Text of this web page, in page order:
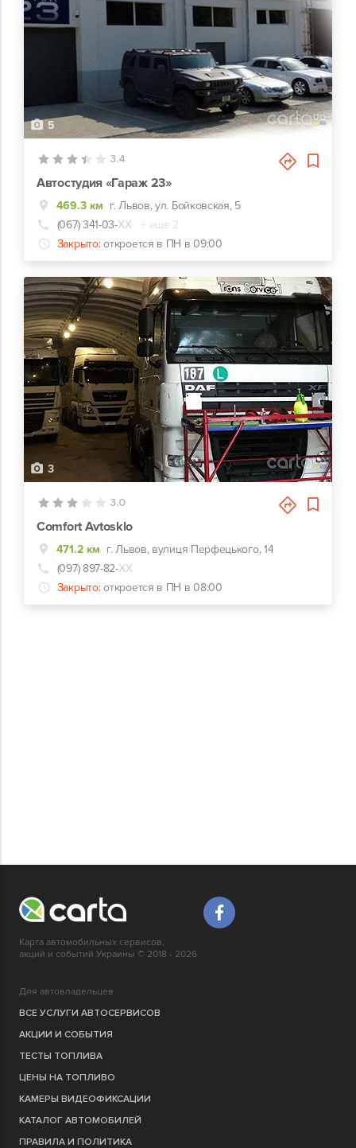
5
3.4
Автостудия «Гараж 23»
469.3 км г. Львов, ул. Бойковская, 5
(067) 341-03-ХХ
+ еще 2
Закрыто: откроется в ПН в 09:00
3
3.0
Comfort Avtosklo
471.2 км г. Львов, вулиця Перфецького, 14
(097) 897-82-ХХ
Закрыто: откроется в ПН в 08:00
Карта автомобильных сервисов,
акций и событий Украины © 2018 - 2026
Для автовладельцев
ВСЕ УСЛУГИ АВТОСЕРВИСОВ
АКЦИИ И СОБЫТИЯ
ТЕСТЫ ТОПЛИВА
ЦЕНЫ НА ТОПЛИВО
КАМЕРЫ ВИДЕОФИКСАЦИИ
КАТАЛОГ АВТОМОБИЛЕЙ
ПРАВИЛА И ПОЛИТИКА